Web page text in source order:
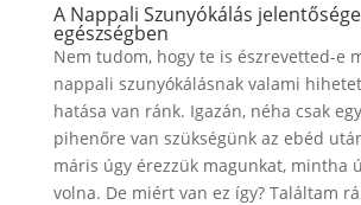
A Nappali Szunyókálás
egészségben
Nem tudom, hogy te is észrevetted-e
nappali szunyókálásnak valami
hatása van ránk. Igazán, néha csak
pihenőre van szükségünk az ebéd
máris úgy érezzük magunkat, mintha
volna. De miért van ez így? Találtam